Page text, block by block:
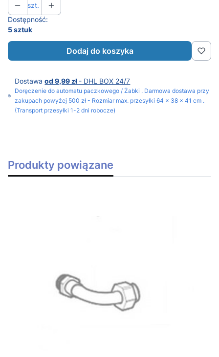
szt.
Dostępność:
5 sztuk
Dodaj do koszyka
Dostawaod 9,99 zł - DHL BOX 24/7
Doręczenie do automatu paczkowego / Żabki . Darmowa dostawa przy
zakupach powyżej 500 zł - Rozmiar max. przesyłki 64 x 38 x 41 cm .
(Transport przesyłki 1-2 dni robocze)
Produkty powiązane